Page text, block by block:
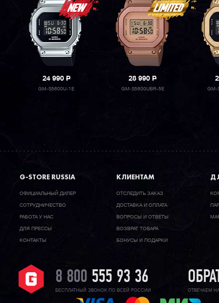
24 990P
GM-S5600U-1E
28 990P
GM-S5600UBR-5E GM-
G-STORE RUSSIA
ОФИЦИАЛЬНЫЙ ДИЛЕР
CОТРУДНИЧЕСТВО
РАБОТА У НАС
ДЛЯ ПРЕССЫ
КОНТАКТЫ
КЛИЕНТАМ
ОТСЛЕДИТЬ ЗАКАЗ
ДОСТАВКА И ОПЛАТА
ВОПРОСЫ И ОТВЕТЫ
ВОЗВРАТ ТОВАРА
БОНУСЫ И ПОДАРКИ
8 800 555 93 36
БЕСПЛАТНЫЙ ЗВОНОК ПО ВСЕЙ РОССИИ ОТВЕЧАЕМ